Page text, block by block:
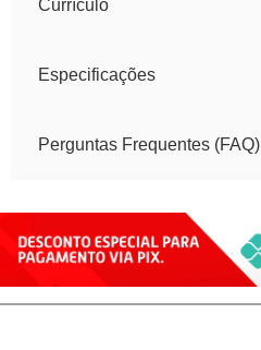
Currículo
Especificações
Perguntas Frequentes (FAQ)